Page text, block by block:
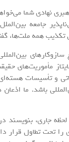
نهادی شما
جامعه
همه ملت‌ها،
مأموریت‌های
و تأسیسات
باشد. ما
لحظه جاری،
تحت تطاول قرار